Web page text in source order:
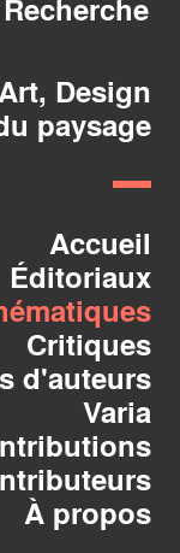
Design
paysage
Accueil
Éditoriaux
Critiques
d'auteurs
Varia
À propos